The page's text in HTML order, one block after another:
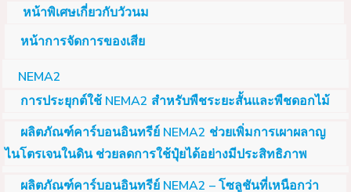
หน้าพิเศษเกี่ยวกับวัวนม
หน้าการจัดการของเสีย
NEMA2
การประยุกต์ใช้ NEMA2 สำหรับพืชระยะสั้นและพืชดอกไม้
ผลิตภัณฑ์คาร์บอนอินทรีย์ NEMA2 ช่วยเพิ่มการเผาผลาญ
ไนโตรเจนในดิน ช่วยลดการใช้ปุ๋ยได้อย่างมีประสิทธิภาพ
ผลิตภัณฑ์คาร์บอนอินทรีย์ NEMA2 – โซลูชันที่เหนือกว่า